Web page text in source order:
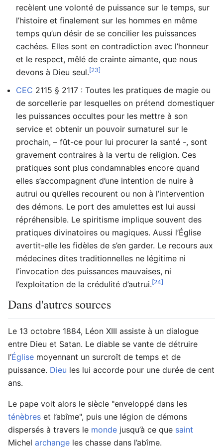
recèlent une volonté de puissance sur le temps, sur
l’histoire et finalement sur les hommes en même
temps qu’un désir de se concilier les puissances
cachées. Elles sont en contradiction avec l’honneur
et le respect, mêlé de crainte aimante, que nous
devons à Dieu seul.[23]
CEC 2115 § 2117 : Toutes les pratiques de magie ou
de sorcellerie par lesquelles on prétend domestiquer
les puissances occultes pour les mettre à son
service et obtenir un pouvoir surnaturel sur le
prochain, – fût-ce pour lui procurer la santé -, sont
gravement contraires à la vertu de religion. Ces
pratiques sont plus condamnables encore quand
elles s’accompagnent d’une intention de nuire à
autrui ou qu’elles recourent ou non à l’intervention
des démons. Le port des amulettes est lui aussi
répréhensible. Le spiritisme implique souvent des
pratiques divinatoires ou magiques. Aussi l’Église
avertit-elle les fidèles de s’en garder. Le recours aux
médecines dites traditionnelles ne légitime ni
l’invocation des puissances mauvaises, ni
l’exploitation de la crédulité d’autrui.[24]
Dans d'autres sources
Le 13 octobre 1884, Léon XIII assiste à un dialogue
entre Dieu et Satan. Le diable se vante de détruire
l’Église moyennant un surcroît de temps et de
puissance. Dieu les lui accorde pour une durée de cent
ans.
Le pape voit alors le siècle "enveloppé dans les
ténèbres et l’abîme", puis une légion de démons
dispersés à travers le monde jusqu’à ce que saint
Michel archange les chasse dans l’abîme.